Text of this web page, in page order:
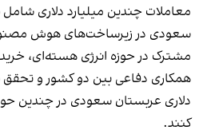
معاملات چندین میلیارد دلاری
سعودی در زیرساخت‌های هوش
مشترک در حوزه انرژی هسته‌ای،
دلاری عربستان سعودی در چندین
کنند.